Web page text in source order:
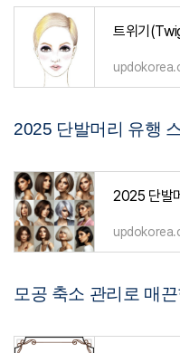
2025 단발머리 유행
2025 단발
모공 축소 관리로 매끈